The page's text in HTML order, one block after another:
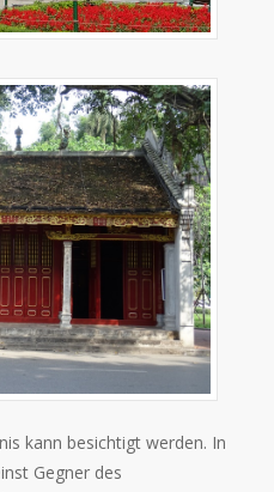
kann besichtigt werden. In
Gegner des